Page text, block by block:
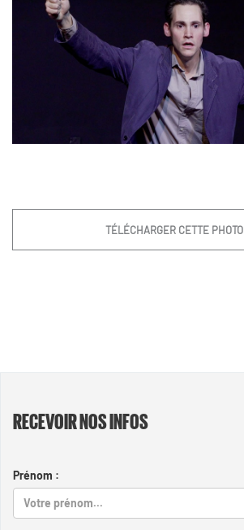
TÉLÉCHARGER CETTE PHOTO
RECEVOIR NOS INFOS
Prénom :